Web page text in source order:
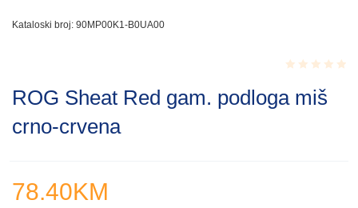
Kataloski broj: 90MP00K1-B0UA00
0.001
ROG Sheat Red gam. podloga miš
crno-crvena
78.40KM